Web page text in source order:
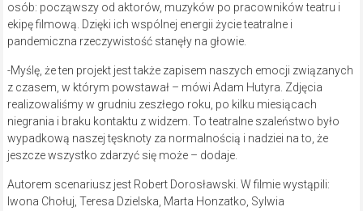
osób: począwszy od aktorów, muzyków po pracowników teatru i
ekipę filmową. Dzięki ich wspólnej energii życie teatralne i
pandemiczna rzeczywistość stanęły na głowie.
-Myślę, że ten projekt jest także zapisem naszych emocji związanych
z czasem, w którym powstawał – mówi Adam Hutyra. Zdjęcia
realizowaliśmy w grudniu zeszłego roku, po kilku miesiącach
niegrania i braku kontaktu z widzem. To teatralne szaleństwo było
wypadkową naszej tęsknoty za normalnością i nadziei na to, że
jeszcze wszystko zdarzyć się może – dodaje.
Autorem scenariusz jest Robert Dorosławski. W filmie wystąpili:
Iwona Chołuj, Teresa Dzielska, Marta Honzatko, Sylwia